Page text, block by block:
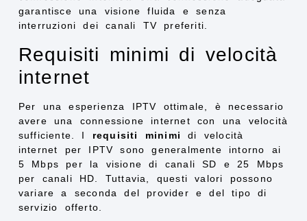
garantisce una visione fluida e senza
interruzioni dei canali TV preferiti.
Requisiti minimi di velocità
internet
Per una esperienza IPTV ottimale, è necessario
avere una connessione internet con una velocità
sufficiente. I requisiti minimi
di velocità
internet per IPTV sono generalmente intorno ai
5 Mbps per la visione di canali SD e 25 Mbps
per canali HD. Tuttavia, questi valori possono
variare a seconda del provider e del tipo di
servizio offerto.